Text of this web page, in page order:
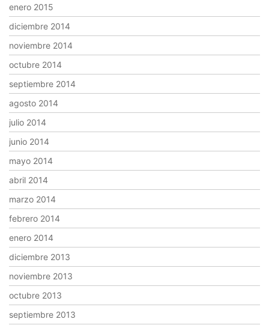
enero 2015
diciembre 2014
noviembre 2014
octubre 2014
septiembre 2014
agosto 2014
julio 2014
junio 2014
mayo 2014
abril 2014
marzo 2014
febrero 2014
enero 2014
diciembre 2013
noviembre 2013
octubre 2013
septiembre 2013